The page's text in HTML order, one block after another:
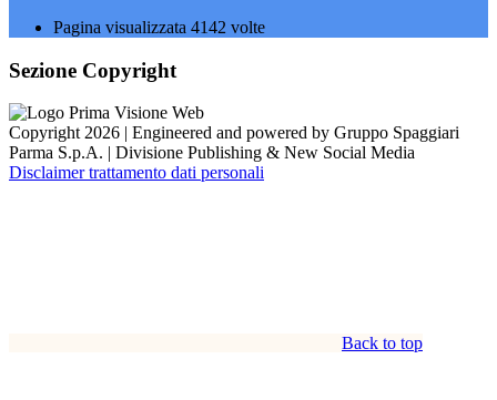
Pagina visualizzata 4142 volte
Sezione Copyright
Copyright 2026 | Engineered and powered by Gruppo Spaggiari
Parma S.p.A. | Divisione Publishing & New Social Media
Disclaimer trattamento dati personali
Back to top